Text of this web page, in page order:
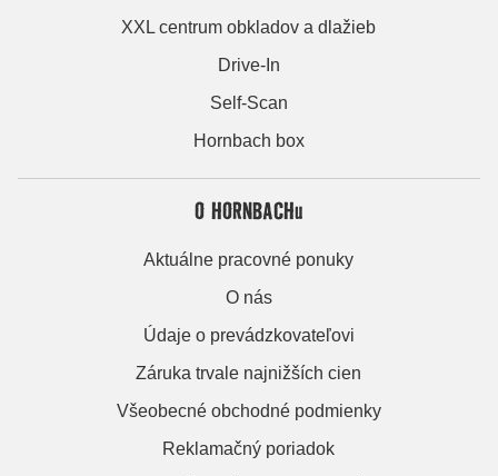
XXL centrum obkladov a dlažieb
Drive-In
Self-Scan
Hornbach box
O HORNBACHu
Aktuálne pracovné ponuky
O nás
Údaje o prevádzkovateľovi
Záruka trvale najnižších cien
Všeobecné obchodné podmienky
Reklamačný poriadok